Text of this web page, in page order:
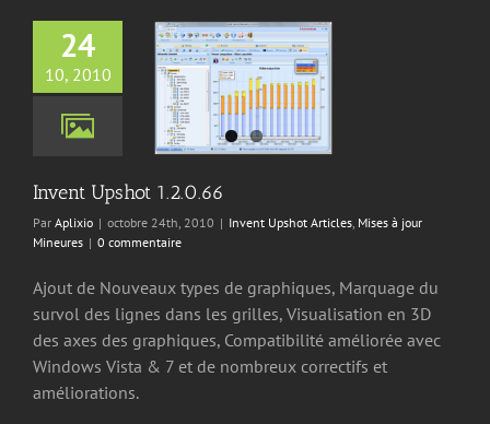
24
10, 2010
1.2.0.66
Articles Mises à
Mineures
Invent Upshot 1.2.0.66
Par Aplixio | octobre 24th, 2010 | Invent Upshot Articles, Mises à jour
Mineures | 0 commentaire
Ajout de Nouveaux types de graphiques, Marquage du
survol des lignes dans les grilles, Visualisation en 3D
des axes des graphiques, Compatibilité améliorée avec
Windows Vista & 7 et de nombreux correctifs et
améliorations.